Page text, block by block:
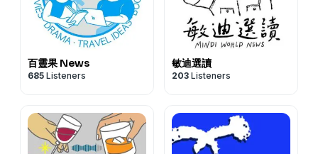
百靈果 News
685 Listeners
敏迪選讀
203 Listeners